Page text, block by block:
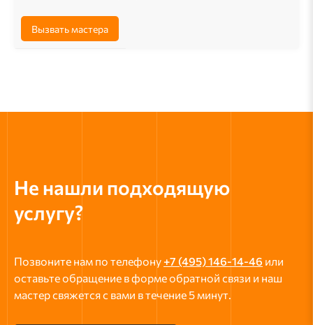
Вызвать мастера
Не нашли подходящую
услугу?
Позвоните нам по телефону +7 (495) 146-14-46 или
оставьте обращение в форме обратной связи и наш
мастер свяжется с вами в течение 5 минут.